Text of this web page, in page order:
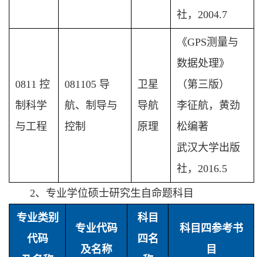
社，2004.7
0811 控
制科学
与工程
081105 导
航、制导与
控制
卫星
导航
原理
《GPS测量与
数据处理》
（第三版）
李征航，黄劲
松编著
武汉大学出版
社，2016.5
2、专业学位硕士研究生自命题科目
专业类别
代码
专业代码
及名称
科目
四名
科目四参考书
目